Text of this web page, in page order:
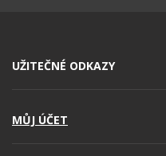
UŽITEČNÉ ODKAZY
MŮJ ÚČET